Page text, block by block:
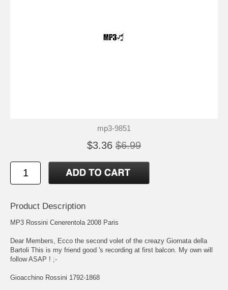
mp3-9851
$3.36 $6.99
Product Description
MP3 Rossini Cenerentola 2008 Paris
Dear Members, Ecco the second volet of the creazy Giornata della
Bartoli This is my friend good 's recording at first balcon. My own will
follow ASAP ! ;-
Gioacchino Rossini 1792-1868